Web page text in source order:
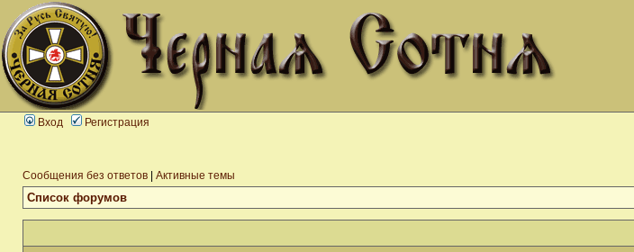
Вход Регистрация
Сообщения без ответов Активные темы
Список форумов